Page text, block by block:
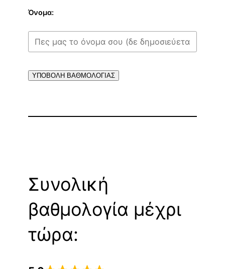
Όνομα:
ΥΠΟΒΟΛΗ ΒΑΘΜΟΛΟΓΙΑΣ
Συνολική
βαθμολογία μέχρι
τώρα: